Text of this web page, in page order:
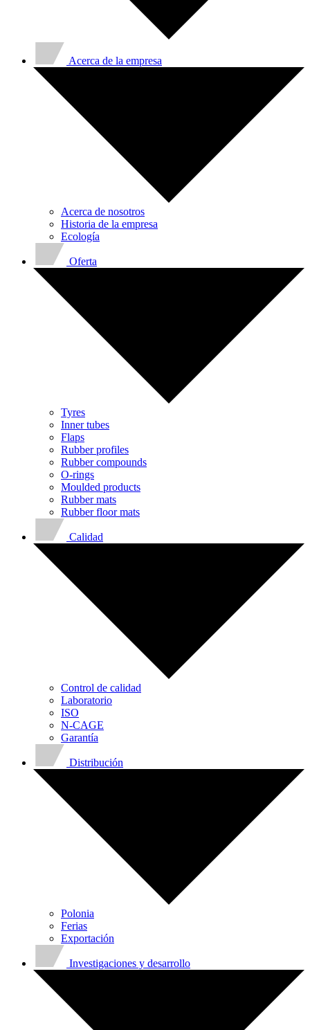
Acerca de la empresa
Acerca de nosotros
Historia de la empresa
Ecología
Oferta
Tyres
Inner tubes
Flaps
Rubber profiles
Rubber compounds
O-rings
Moulded products
Rubber mats
Rubber floor mats
Calidad
Control de calidad
Laboratorio
ISO
N-CAGE
Garantía
Distribución
Polonia
Ferias
Exportación
Investigaciones y desarrollo